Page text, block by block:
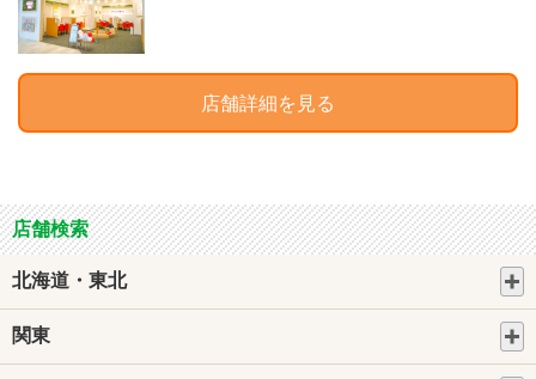
店舗詳細を見る
店舗検索
北海道・東北
関東